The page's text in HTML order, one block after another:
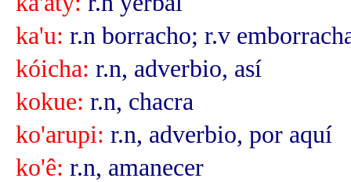
ka'u: r.n borracho; r.v
kóicha: r.n, adverbio, así
kokue: r.n, chacra
ko'arupi: r.n, adverbio, por aquí
ko'ê: r.n, amanecer